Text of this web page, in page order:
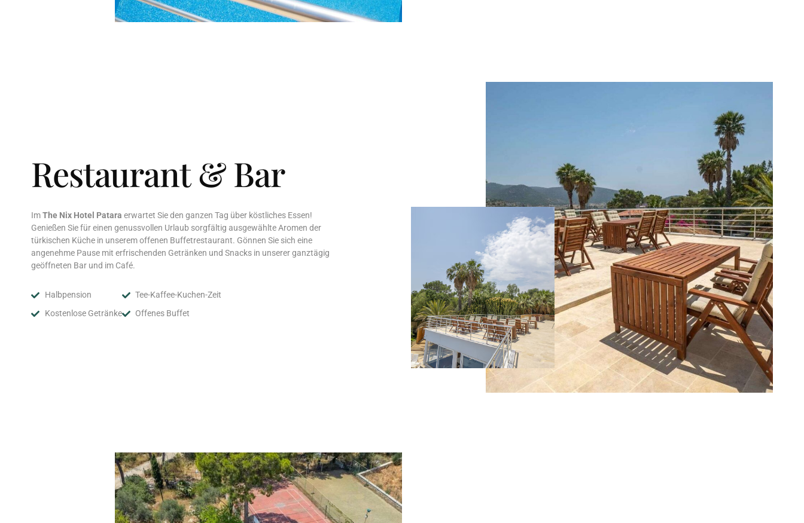
Restaurant & Bar
ImThe Nix Hotel Patara erwartet Sie den ganzen Tag über köstliches Essen!
Genießen Sie für einen genussvollen Urlaub sorgfältig ausgewählte Aromen der
türkischen Küche in unserem offenen Buffetrestaurant. Gönnen Sie sich eine
angenehme Pause mit erfrischenden Getränken und Snacks in unserer ganztägig
geöffneten Bar und im Café.
Halbpension
Kostenlose Getränke
Tee-Kaffee-Kuchen-Zeit
Offenes Buffet